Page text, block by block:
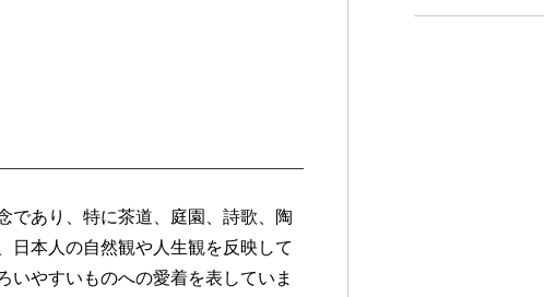
であり、特に茶道、庭園、詩歌、陶
日本人の自然観や人生観を反映して
いやすいものへの愛着を表していま